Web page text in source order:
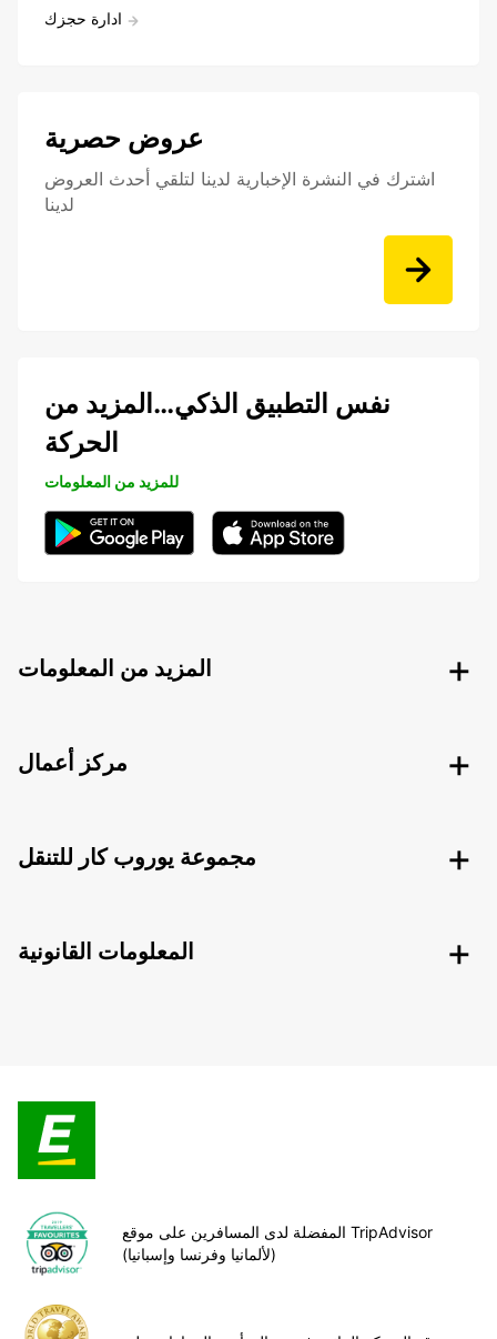
ادارة حجزك
عروض حصرية
اشترك في النشرة الإخبارية لدينا لتلقي أحدث العروض
لدينا
نفس التطبيق الذكي…المزيد من
الحركة
للمزيد من المعلومات
المزيد من المعلومات
مركز أعمال
مجموعة يوروب كار للتنقل
المعلومات القانونية
المفضلة لدى المسافرين على موقع TripAdvisor
(لألمانيا وفرنسا وإسبانيا)